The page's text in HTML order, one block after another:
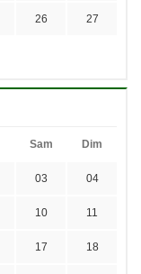
26 27
Sam Dim
03 04
10 11
17 18